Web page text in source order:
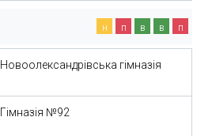
н п в в п
Новоолександрівська гімназія
Гімназія №92